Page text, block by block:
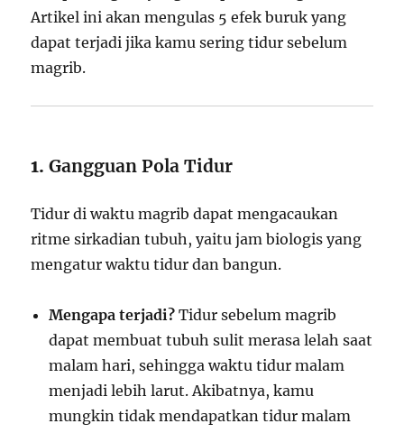
Artikel ini akan mengulas 5 efek buruk yang
dapat terjadi jika kamu sering tidur sebelum
magrib.
1.Gangguan Pola Tidur
Tidur di waktu magrib dapat mengacaukan
ritme sirkadian tubuh, yaitu jam biologis yang
mengatur waktu tidur dan bangun.
Mengapa terjadi? Tidur sebelum magrib
dapat membuat tubuh sulit merasa lelah saat
malam hari, sehingga waktu tidur malam
menjadi lebih larut. Akibatnya, kamu
mungkin tidak mendapatkan tidur malam